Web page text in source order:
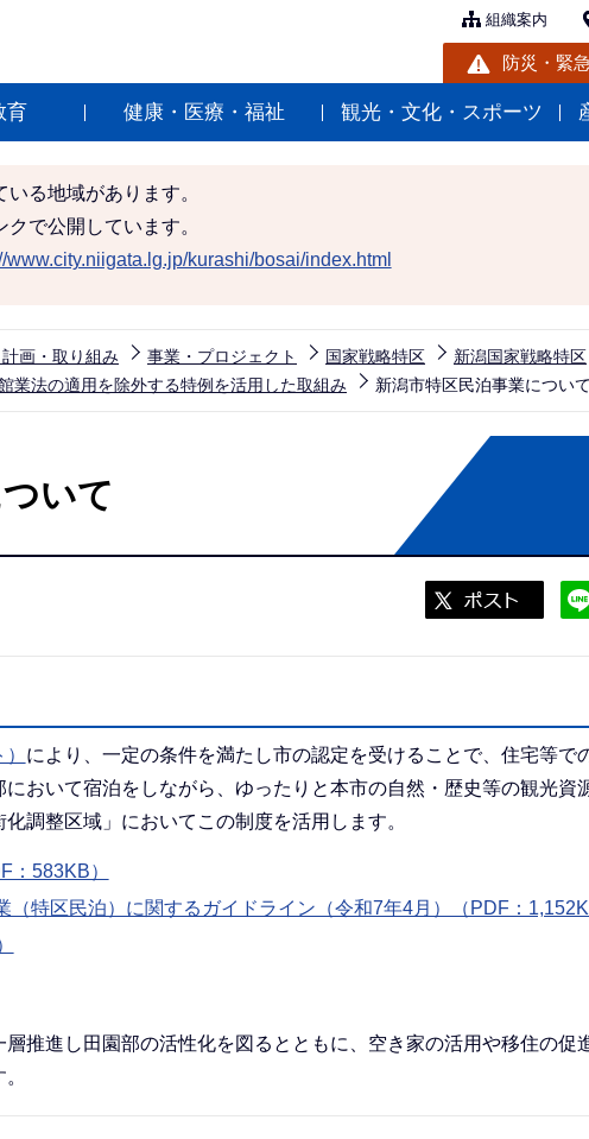
組織案内
防災・緊
育 健康・医療・福祉 観光・文化・スポーツ
る地域があります。
で公開しています。
www.city.niigata.lg.jp/kurashi/bosai/index.html
画・取り組み 事業・プロジェクト 国家戦略特区 新潟国家戦略特区
業法の適用を除外する特例を活用した取組み 新潟市特区民泊事業について
いて
により、一定の条件を満たし市の認定を受けることで、住宅等で
おいて宿泊をしながら、ゆったりと本市の自然・歴史等の観光資
調整区域」においてこの制度を活用します。
：583KB）
特区民泊）に関するガイドライン（令和7年4月）（PDF：
推進し田園部の活性化を図るとともに、空き家の活用や移住の促